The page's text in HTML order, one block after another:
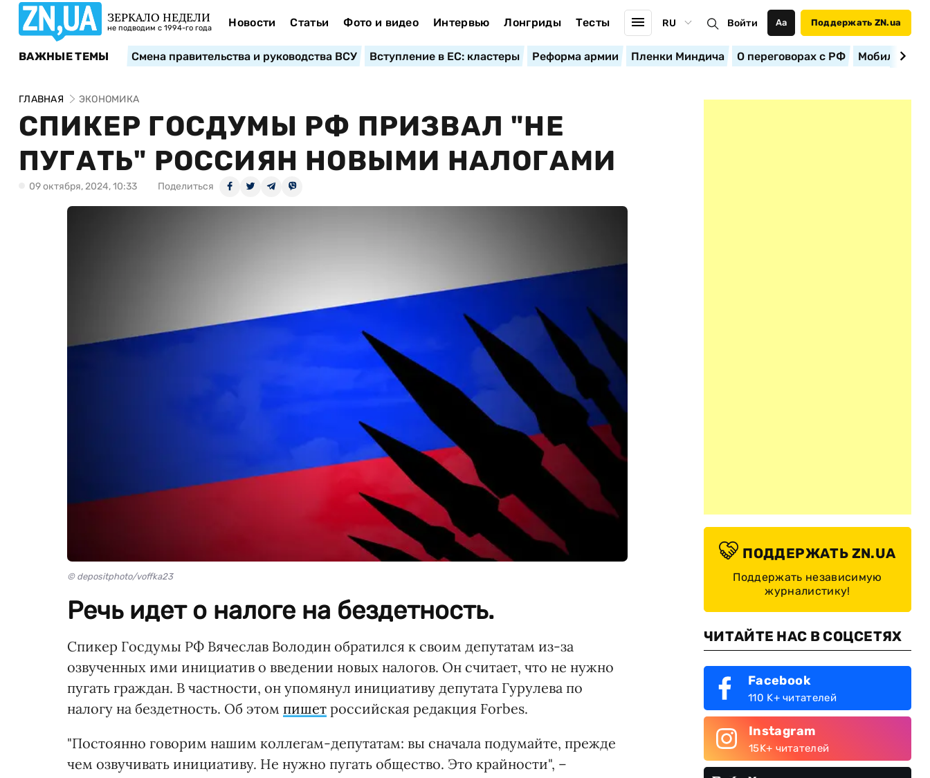
ЗЕРКАЛО НЕДЕЛИ
не подводим с 1994-го года Новости Статьи Фото и видео Интервью Лонгриды Тесты RU Войти Аа Поддержать ZN.ua
ВАЖНЫЕ ТЕМЫ Смена правительства и руководства ВСУ Вступление в ЕС: кластеры Реформа армии Пленки Миндича О переговорах с РФ
ГЛАВНАЯ ЭКОНОМИКА
CПИКЕР ГОСДУМЫ РФ ПРИЗВАЛ "НЕ
ПУГАТЬ" РОССИЯН НОВЫМИ НАЛОГАМИ
09 октября, 2024, 10:33 Поделиться
© depositphoto/voffka23
Речь идет о налоге на бездетность.
Спикер Госдумы РФ Вячеслав Володин обратился к своим депутатам из-за
озвученных ими инициатив о введении новых налогов. Он считает, что не нужно
пугать граждан. В частности, он упомянул инициативу депутата Гурулева по
налогу на бездетность. Об этом пишет российская редакция Forbes.
"Постоянно говорим нашим коллегам-депутатам: вы сначала подумайте, прежде
чем озвучивать инициативу. Не нужно пугать общество. Это крайности", –
ПОДДЕРЖАТЬ ZN.UA
Поддержать независимую
журналистику!
ЧИТАЙТЕ НАС В СОЦСЕТЯХ
Facebook
110 K+ читателей
Instagram
15K+ читателей